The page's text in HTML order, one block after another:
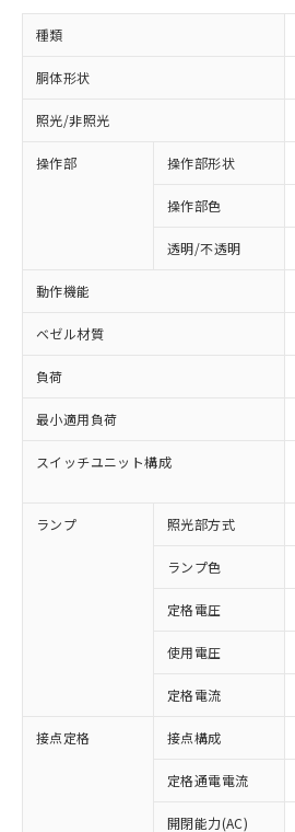
種類
胴体形状
照光/非照光
操作部 操作部形状
操作部色
透明/不透明
動作機能
ベゼル材質
負荷
最小適用負荷
スイッチユニット構成
ランプ 照光部方式
ランプ色
定格電圧
使用電圧
定格電流
接点定格 接点構成
定格通電電流
開閉能力(AC)
ご利用条件
※1 対応状況
対応済み：EU RoHS指令
非含有に対応した製品が提供
対応予定：EU RoHS指令（
有に対応した製品に切り替